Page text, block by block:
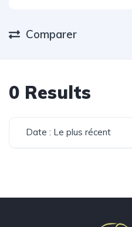
Comparer
0 Results
Date : Le plus récent